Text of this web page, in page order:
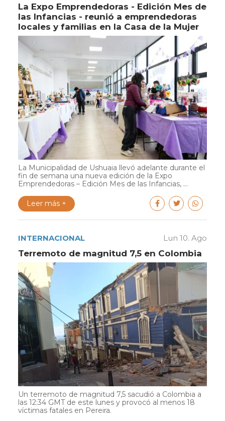
La Expo Emprendedoras - Edición Mes de
las Infancias - reunió a emprendedoras
locales y familias en la Casa de la Mujer
La Municipalidad de Ushuaia llevó adelante durante el
fin de semana una nueva edición de la Expo
Emprendedoras – Edición Mes de las Infancias, ...
Leer más +
INTERNACIONAL Lun 10. Ago
Terremoto de magnitud 7,5 en Colombia
Un terremoto de magnitud 7,5 sacudió a Colombia a
las 12:34 GMT de este lunes y provocó al menos 18
víctimas fatales en Pereira.